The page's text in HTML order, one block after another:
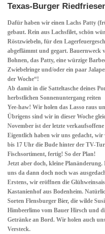
Texas-Burger
Dafür haben wir einen Lachs Patty
gebaut. Rein aus Lachsfilet, schön
Röstzwiebeln, für den
abgeflämmt und gegart. Bauernweck
Bohnen, das Patty, eine würzige
Zwiebelringe und/oder ein paar
der Woche“!
Ab damit in die Satteltasche deines
herbstlichen Sonnenuntergang reiten
Yee-haw! Wir holen das Lasso raus
Übrigens sind wir in dieser Woche
November ist der letzte
Eigentlich haben wir uns gedacht, wir
bis 17 Uhr die Bude hinter der TV-
Fischsortiment, fertig! So der Plan!
Jetzt aber doch, kleine
uns da dann doch noch was
Erstens, wir eröffnen die
Kastanienhof aus Bodenheim.
Sorten Flensburger Bier, die wilde
Himbeerlimo vom Bauer Hirsch und
Getränke an Bord. Wir holen auch
Versteck.